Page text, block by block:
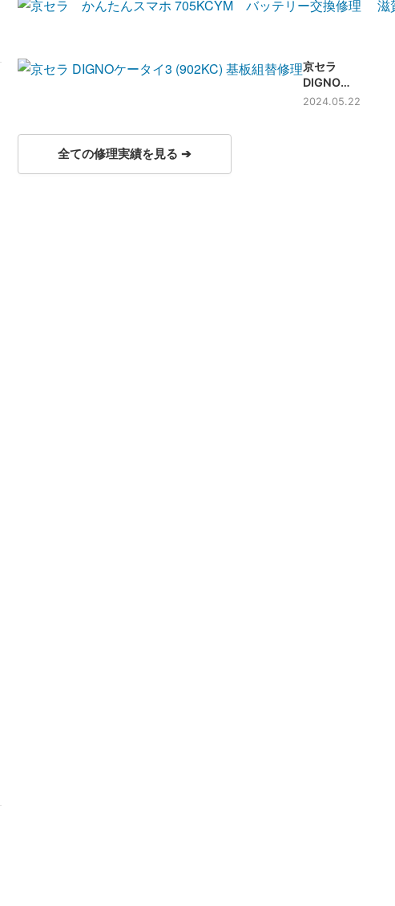
京セラ
DIGNOケ
ータイ3 基
2024.05.22
全ての修理実績を見る ➔